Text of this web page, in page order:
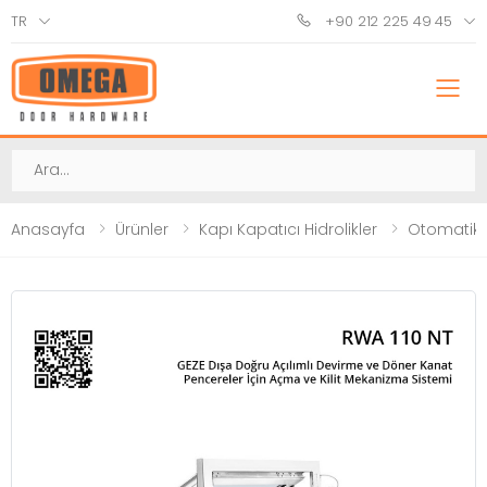
TR +90 212 225 49 45
Ara
Anasayfa Ürünler Kapı Kapatıcı Hidrolikler Otomatik